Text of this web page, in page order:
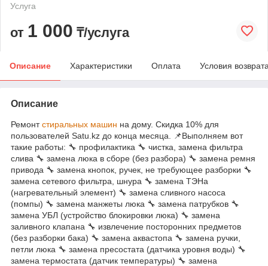
Услуга
от 1 000 ₸/услуга
Описание Характеристики Оплата Условия
Описание
Ремонтстиральных машин на дому. Скидка 10% для
пользователей Satu.kz до конца месяца. 📌Выполняем вот
такие работы: 🔧 профилактика 🔧 чистка, замена фильтра
слива 🔧 замена люка в сборе (без разбора) 🔧 замена ремня
привода 🔧 замена кнопок, ручек, не требующее разборки 🔧
замена сетевого фильтра, шнура 🔧 замена ТЭНа
(нагревательный элемент) 🔧 замена сливного насоса
(помпы) 🔧 замена манжеты люка 🔧 замена патрубков 🔧
замена УБЛ (устройство блокировки люка) 🔧 замена
заливного клапана 🔧 извлечение посторонних предметов
(без разборки бака) 🔧 замена аквастопа 🔧 замена ручки,
петли люка 🔧 замена пресостата (датчика уровня воды) 🔧
замена термостата (датчик температуры) 🔧 замена